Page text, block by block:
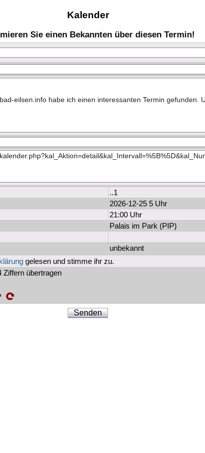
Kalender
Sie einen Bekannten über diesen Termin!
..1
2026-12-25 5 Uhr
21:00 Uhr
Palais im Park (PIP)
unbekannt
gelesen und stimme ihr zu.
Ziffern übertragen